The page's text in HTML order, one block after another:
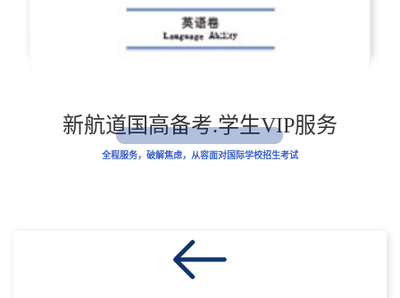
新航道国高备考.学生VIP服务
全程服务，破解焦虑，从容面对国际学校招生考试